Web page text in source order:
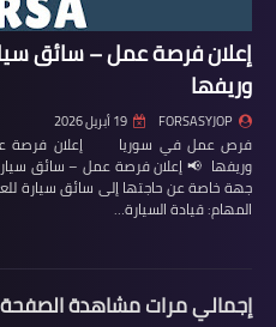
إعلان فرصة عمل – سائق
وريفها
FORSASYJOP 19 أبريل 2026
فرص عمل في سوريا إعلان فرصة
وريفها 📢 إعلان فرصة عمل – سائق
جهة خاصة عن حاجتها إلى سائق سيارة
المهام: قيادة السيارة…
إجمالي مرات مشاهدة الصفحة